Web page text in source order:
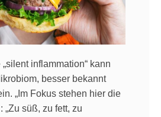
inflammation“ kann
besser bekannt
„Im Fokus stehen hier die
„Zu süß, zu fett, zu